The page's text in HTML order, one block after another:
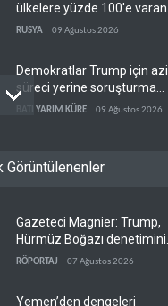
ülkelere yüzde 100'e varan
gümrük vergisi
RUSYA 09 Ağustos 2026
Demokratlar Trump için azil
süreci yerine soruşturma
hazırlıyor
BATI YARIM KÜRE 09 Ağustos 2026
Afrika'daki petrol
Pentagon silah şirketlerine
21 gün süre verdi
BATI YARIM KÜRE
Görüntülenenler
Gazeteci Magnier: Trump,
Hürmüz Boğazı denetimini
doğrudan İran ve Umman'a
RÖPORTAJ 07 Ağustos 2026
Yemen’den dengeleri